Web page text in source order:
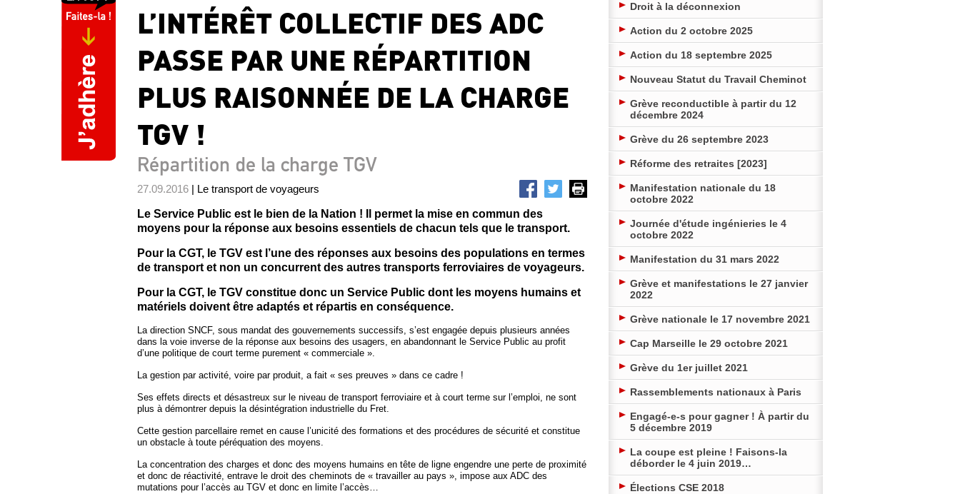
L’INTÉRÊT COLLECTIF DES ADC
PASSE PAR UNE RÉPARTITION
PLUS RAISONNÉE DE LA CHARGE
TGV !
Répartition de la charge TGV
27.09.2016 | Le transport de voyageurs
Le Service Public est le bien de la Nation ! Il permet la mise en commun des
moyens pour la réponse aux besoins essentiels de chacun tels que le transport.
Pour la CGT, le TGV est l’une des réponses aux besoins des populations en termes
de transport et non un concurrent des autres transports ferroviaires de voyageurs.
Pour la CGT, le TGV constitue donc un Service Public dont les moyens humains et
matériels doivent être adaptés et répartis en conséquence.
La direction SNCF, sous mandat des gouvernements successifs, s’est engagée depuis plusieurs années
dans la voie inverse de la réponse aux besoins des usagers, en abandonnant le Service Public au profit
d’une politique de court terme purement « commerciale ».
La gestion par activité, voire par produit, a fait « ses preuves » dans ce cadre !
Ses effets directs et désastreux sur le niveau de transport ferroviaire et à court terme sur l’emploi, ne sont
plus à démontrer depuis la désintégration industrielle du Fret.
Cette gestion parcellaire remet en cause l’unicité des formations et des procédures de sécurité et constitue
un obstacle à toute péréquation des moyens.
La concentration des charges et donc des moyens humains en tête de ligne engendre une perte de proximité
et donc de réactivité, entrave le droit des cheminots de « travailler au pays », impose aux ADC des
mutations pour l’accès au TGV et donc en limite l’accès…
Droit à la déconnexion
Action du 2 octobre 2025
Action du 18 septembre 2025
Nouveau Statut du Travail Cheminot
Grève reconductible à partir du 12
décembre 2024
Grève du 26 septembre 2023
Réforme des retraites [2023]
Manifestation nationale du 18
octobre 2022
Journée d'étude ingénieries le 4
octobre 2022
Manifestation du 31 mars 2022
Grève et manifestations le 27 janvier
2022
Grève nationale le 17 novembre 2021
Cap Marseille le 29 octobre 2021
Grève du 1er juillet 2021
Rassemblements nationaux à Paris
Engagé-e-s pour gagner ! À partir du
5 décembre 2019
La coupe est pleine ! Faisons-la
déborder le 4 juin 2019…
Élections CSE 2018